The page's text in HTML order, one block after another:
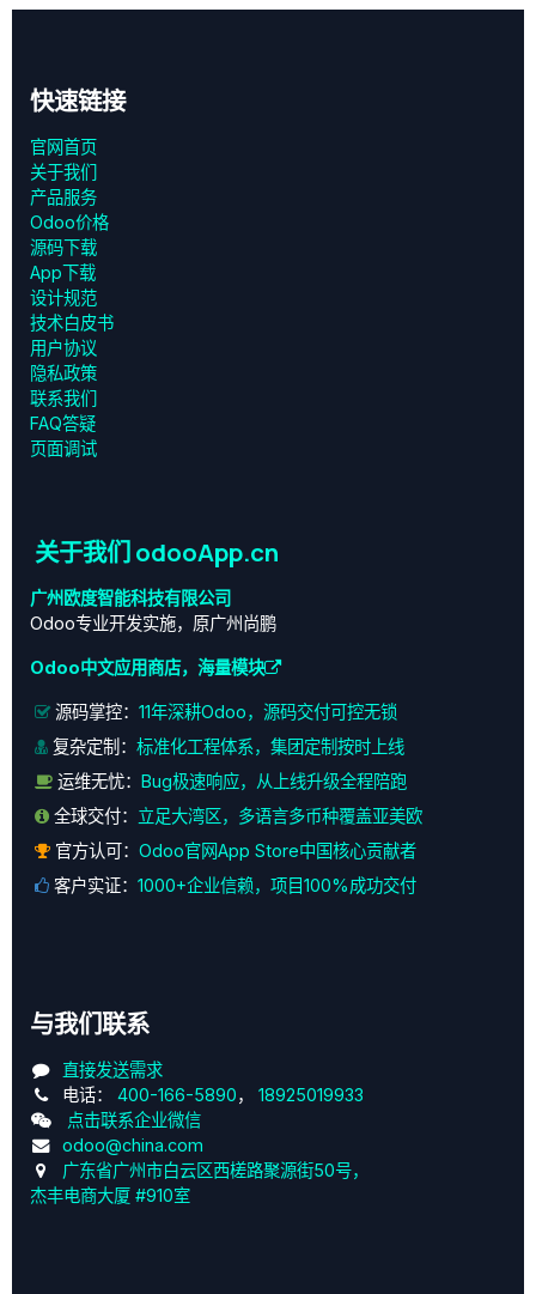
快速链接
官网首页
关于我们
产品服务
Odoo价格
源码下载
App下载
设计规范
技术白皮书
用户协议
‎隐私政策‎
联系我们
FAQ答疑
页面调试
关于我们 odooApp.cn
广州欧度智能科技有限公司
Odoo专业开发实施，原广州尚鹏
Odoo中文应用商店，海量模块
源码掌控： 11年深耕Odoo，源码交付可控无锁
复杂定制： 标准化工程体系，集团定制按时上线
运维无忧：
Bug极速响应，从上线升级全程陪跑
全球交付： 立足大湾区，多语言多币种覆盖亚美欧
官方认可： Odoo官网App Store中国核心贡献者
客户实证： 1000+企业信赖，项目100%成功交付
与我们联系
直接发送需求
电话： 400-166-5890， 18925019933
点击联系企业微信
odoo@china.com
广东省广州市白云区西槎路聚源街50号，
杰丰电商大厦 #910室